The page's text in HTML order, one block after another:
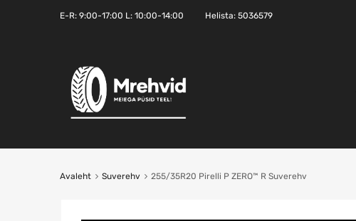
E-R: 9:00-17:00 L: 10:00-14:00 Helista: 5036579
Avaleht Suverehv 255/35R20 Pirelli P ZERO™ R Suverehv